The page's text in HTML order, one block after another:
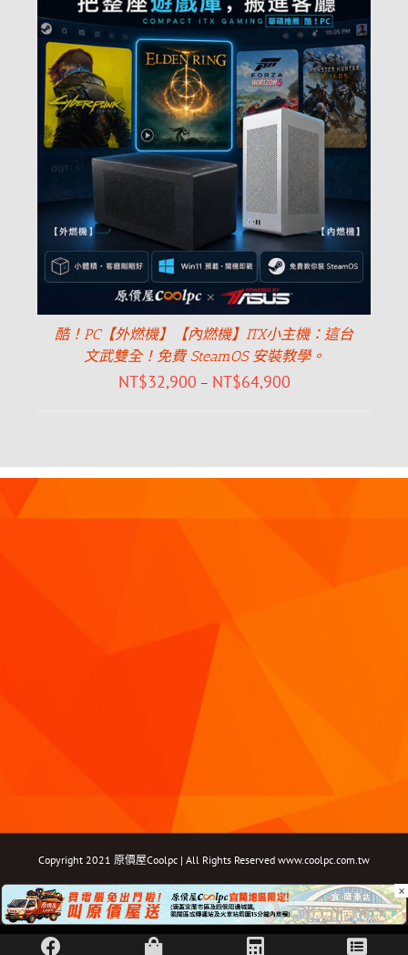
酷！PC【外燃機】【內燃機】ITX小主機：這台
文武雙全！免費 SteamOS 安裝教學。
NT$32,900 – NT$64,900
Copyright 2021 原價屋Coolpc | All Rights Reserved www.coolpc.com.tw
FacebookInstagramYouTubeTwitterEmail: ×